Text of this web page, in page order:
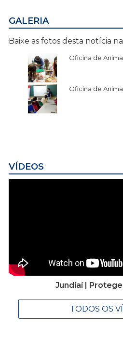
GALERIA
Baixe as fotos desta notícia
Oficina de
Oficina de
VÍDEOS
Jundiaí |
TODOS OS